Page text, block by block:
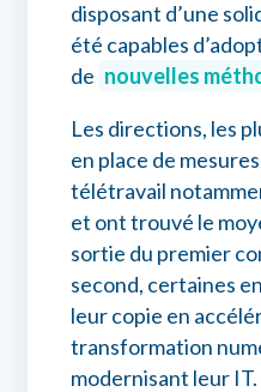
disposant d’une
été capables
de nouvelles
Les directions, les
en place de
télétravail
et ont trouvé le
sortie du premier
second, certaines
leur copie en
transformation
modernisant leur IT.